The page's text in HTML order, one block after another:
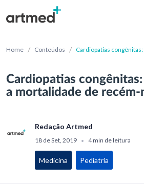
Home / Conteúdos / Cardiopatias
Cardiopatias
a mortalidade de recém-
Redação Artmed
18 de Set, 2019 • 4 min de leitura
Medicina Pediatria